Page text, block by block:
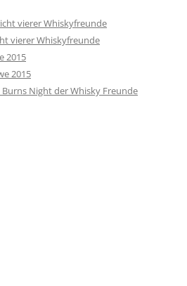
vierer Whiskyfreunde
vierer Whiskyfreunde
2015
2015
Night der Whisky Freunde